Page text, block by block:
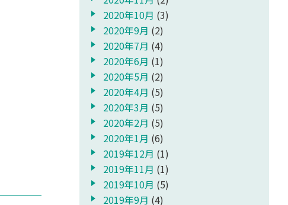
2020年10月 (3)
2020年9月 (2)
2020年7月 (4)
2020年6月 (1)
2020年5月 (2)
2020年4月 (5)
2020年3月 (5)
2020年2月 (5)
2020年1月 (6)
2019年12月 (1)
2019年11月 (1)
2019年10月 (5)
2019年9月 (4)